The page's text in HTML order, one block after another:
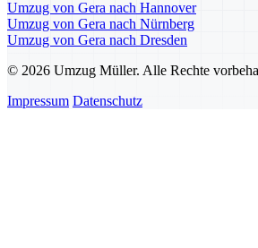
Umzug von Gera nach Hannover
Umzug von Gera nach Nürnberg
Umzug von Gera nach Dresden
© 2026 Umzug Müller. Alle Rechte
Impressum Datenschutz